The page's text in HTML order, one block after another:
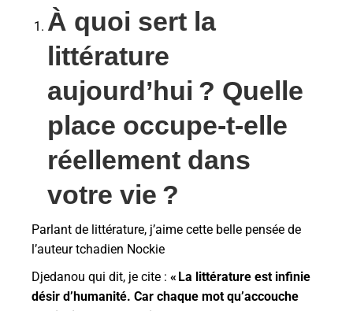
À quoi sert la
littérature
aujourd’hui ? Quelle
place occupe-t-elle
réellement dans
votre vie ?
Parlant de littérature, j’aime cette belle pensée de
l’auteur tchadien Nockie
Djedanou qui dit, je cite : « La littérature est infinie
désir d’humanité. Car chaque mot qu’accouche